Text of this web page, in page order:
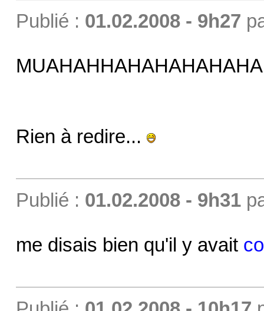
Publié : 01.02.2008 - 9h27
Rien à redire...
Publié : 01.02.2008 - 9h31
me disais bien qu'il y avait